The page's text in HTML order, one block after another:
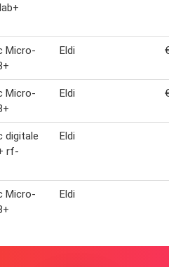
Micro-
Eldi
Micro-
Eldi
digitale
rf-
Eldi
Micro-
Eldi